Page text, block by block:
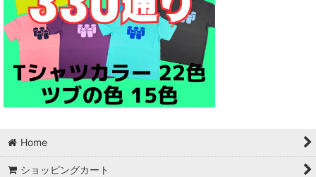
Home
ショッピングカート